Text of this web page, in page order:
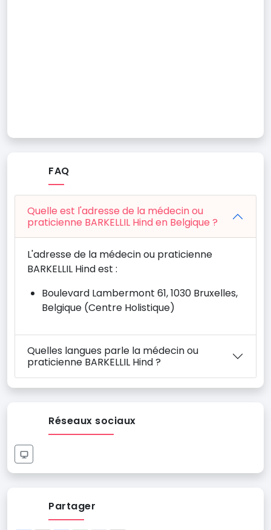
FAQ
Quelle est l'adresse de la médecin ou
praticienne BARKELLIL Hind en Belgique ?
L'adresse de la médecin ou praticienne
BARKELLIL Hind est :
Boulevard Lambermont 61, 1030 Bruxelles,
Belgique (Centre Holistique)
Quelles langues parle la médecin ou
praticienne BARKELLIL Hind ?
Réseaux sociaux
Partager